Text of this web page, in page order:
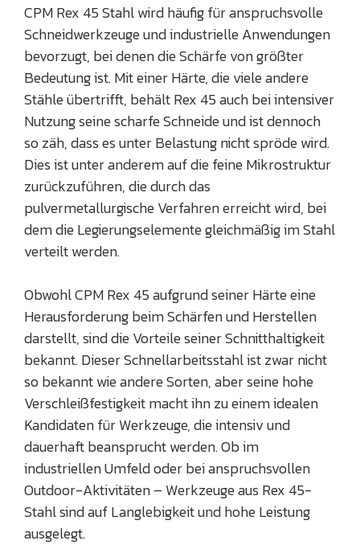
CPM Rex 45 Stahl wird häufig für anspruchsvolle
Schneidwerkzeuge und industrielle Anwendungen
bevorzugt, bei denen die Schärfe von größter
Bedeutung ist. Mit einer Härte, die viele andere
Stähle übertrifft, behält Rex 45 auch bei intensiver
Nutzung seine scharfe Schneide und ist dennoch
so zäh, dass es unter Belastung nicht spröde wird.
Dies ist unter anderem auf die feine Mikrostruktur
zurückzuführen, die durch das
pulvermetallurgische Verfahren erreicht wird, bei
dem die Legierungselemente gleichmäßig im Stahl
verteilt werden.
Obwohl CPM Rex 45 aufgrund seiner Härte eine
Herausforderung beim Schärfen und Herstellen
darstellt, sind die Vorteile seiner Schnitthaltigkeit
bekannt. Dieser Schnellarbeitsstahl ist zwar nicht
so bekannt wie andere Sorten, aber seine hohe
Verschleißfestigkeit macht ihn zu einem idealen
Kandidaten für Werkzeuge, die intensiv und
dauerhaft beansprucht werden. Ob im
industriellen Umfeld oder bei anspruchsvollen
Outdoor-Aktivitäten – Werkzeuge aus Rex 45-
Stahl sind auf Langlebigkeit und hohe Leistung
ausgelegt.